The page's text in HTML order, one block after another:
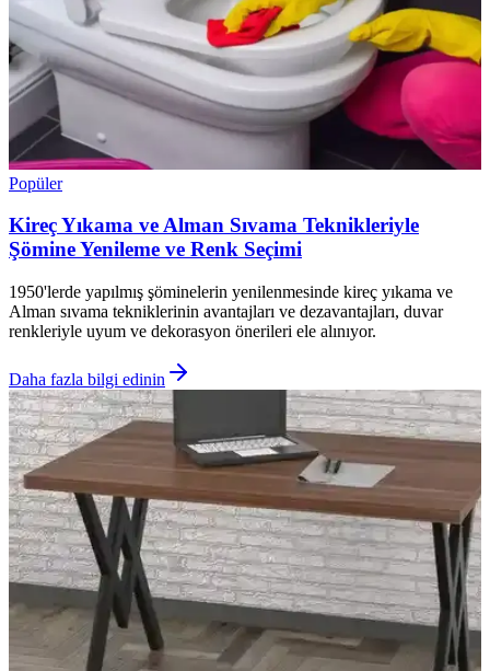
Popüler
Kireç Yıkama ve Alman Sıvama Teknikleriyle
Şömine Yenileme ve Renk Seçimi
1950'lerde yapılmış şöminelerin yenilenmesinde kireç yıkama ve
Alman sıvama tekniklerinin avantajları ve dezavantajları, duvar
renkleriyle uyum ve dekorasyon önerileri ele alınıyor.
Daha fazla bilgi edinin